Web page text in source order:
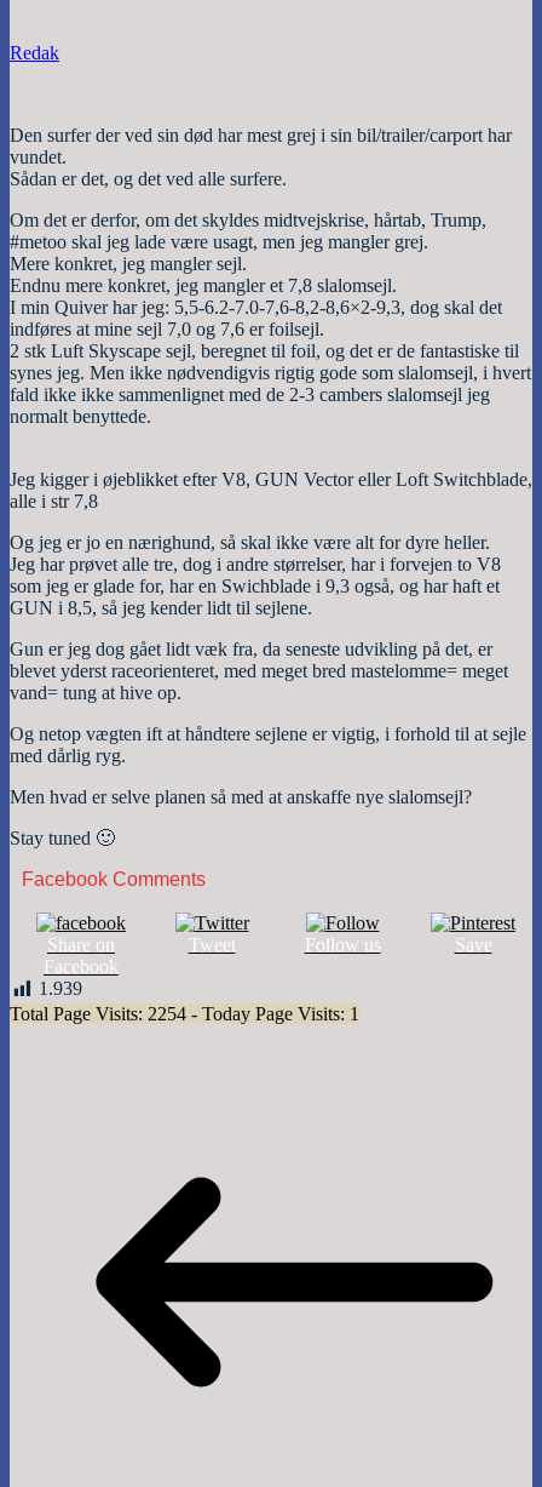
Redak
Den surfer der ved sin død har mest grej i sin bil/trailer/carport har
vundet.
Sådan er det, og det ved alle surfere.
Om det er derfor, om det skyldes midtvejskrise, hårtab, Trump,
#metoo skal jeg lade være usagt, men jeg mangler grej.
Mere konkret, jeg mangler sejl.
Endnu mere konkret, jeg mangler et 7,8 slalomsejl.
I min Quiver har jeg: 5,5-6.2-7.0-7,6-8,2-8,6×2-9,3, dog skal det
indføres at mine sejl 7,0 og 7,6 er foilsejl.
2 stk Luft Skyscape sejl, beregnet til foil, og det er de fantastiske til
synes jeg. Men ikke nødvendigvis rigtig gode som slalomsejl, i hvert
fald ikke ikke sammenlignet med de 2-3 cambers slalomsejl jeg
normalt benyttede.
Jeg kigger i øjeblikket efter V8, GUN Vector eller Loft Switchblade,
alle i str 7,8
Og jeg er jo en nærighund, så skal ikke være alt for dyre heller.
Jeg har prøvet alle tre, dog i andre størrelser, har i forvejen to V8
som jeg er glade for, har en Swichblade i 9,3 også, og har haft et
GUN i 8,5, så jeg kender lidt til sejlene.
Gun er jeg dog gået lidt væk fra, da seneste udvikling på det, er
blevet yderst raceorienteret, med meget bred mastelomme= meget
vand= tung at hive op.
Og netop vægten ift at håndtere sejlene er vigtig, i forhold til at sejle
med dårlig ryg.
Men hvad er selve planen så med at anskaffe nye slalomsejl?
Stay tuned 🙂
Facebook Comments
Share on
Facebook
Tweet Follow us Save
1.939
Total Page Visits: 2254 - Today Page Visits: 1